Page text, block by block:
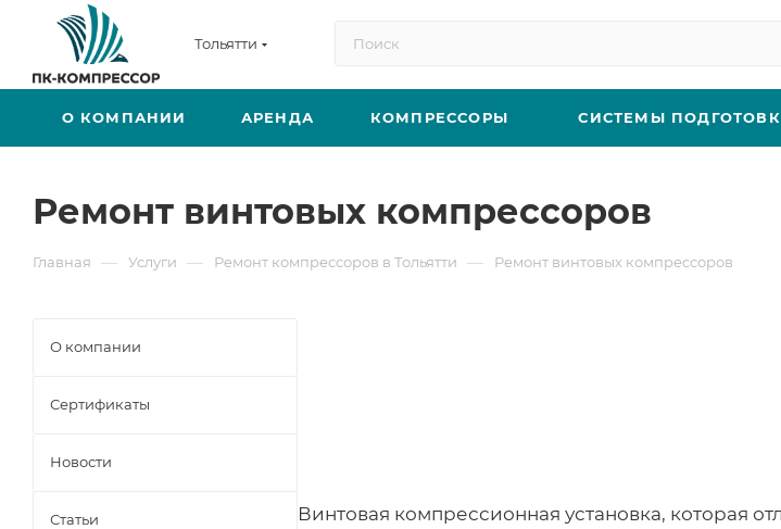
Тольятти
О КОМПАНИИ АРЕНДА КОМПРЕССОРЫ СИСТЕМЫ
Ремонт винтовых компрессоров
Главная — Услуги — Ремонт компрессоров в Тольятти — Ремонт винтовых компрессоров
Винтовая компрессионная установка, которая
О компании
Сертификаты
Новости
Статьи